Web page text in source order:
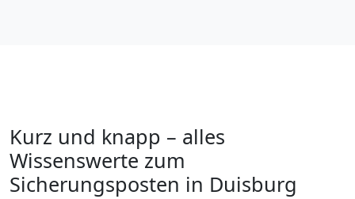
Kurz und knapp – alles
Wissenswerte zum
Sicherungsposten in Duisburg